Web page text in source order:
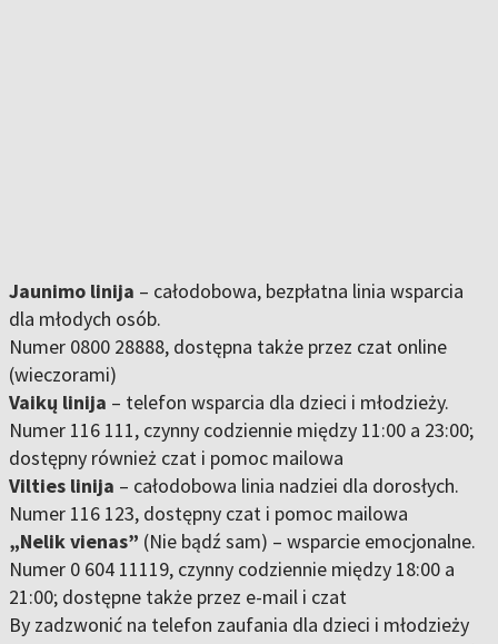
Jaunimo linija – całodobowa, bezpłatna linia wsparcia
dla młodych osób.
Numer 0800 28888, dostępna także przez czat online
(wieczorami)
Vaikų linija – telefon wsparcia dla dzieci i młodzieży.
Numer 116 111, czynny codziennie między 11:00 a 23:00;
dostępny również czat i pomoc mailowa
Vilties linija – całodobowa linia nadziei dla dorosłych.
Numer 116 123, dostępny czat i pomoc mailowa
„Nelik vienas” (Nie bądź sam) – wsparcie emocjonalne.
Numer 0 604 11119, czynny codziennie między 18:00 a
21:00; dostępne także przez e-mail i czat
By zadzwonić na telefon zaufania dla dzieci i młodzieży